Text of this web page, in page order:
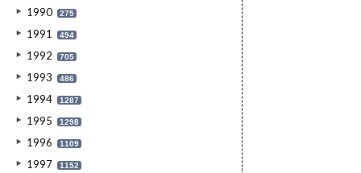
1990 275
1991 494
1992 705
1993 486
1994 1287
1995 1298
1996 1109
1997 1152